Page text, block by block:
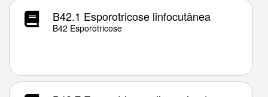
B42.1 Esporotricose linfocutânea
B42 Esporotricose